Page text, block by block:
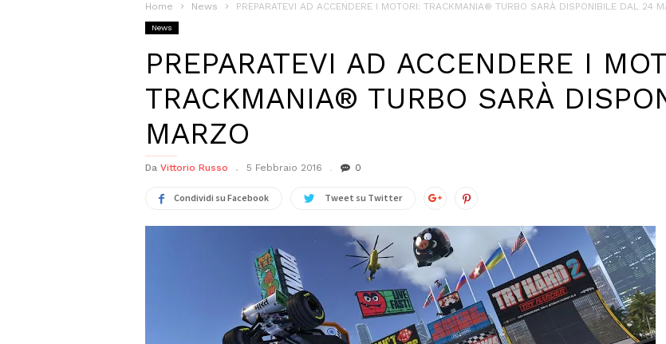
Home News PREPARATEVI AD ACCENDERE I MOTORI: TRACKMANIA® TURBO SARÀ DISPONIBILE DAL 24
News
PREPARATEVI AD ACCENDERE I
TRACKMANIA® TURBO SARÀ
MARZO
Da Vittorio Russo 5 Febbraio 2016 0
Condividi su Facebook Tweet su Twitter